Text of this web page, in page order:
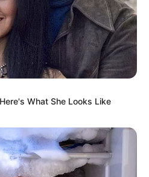
What She Looks Like